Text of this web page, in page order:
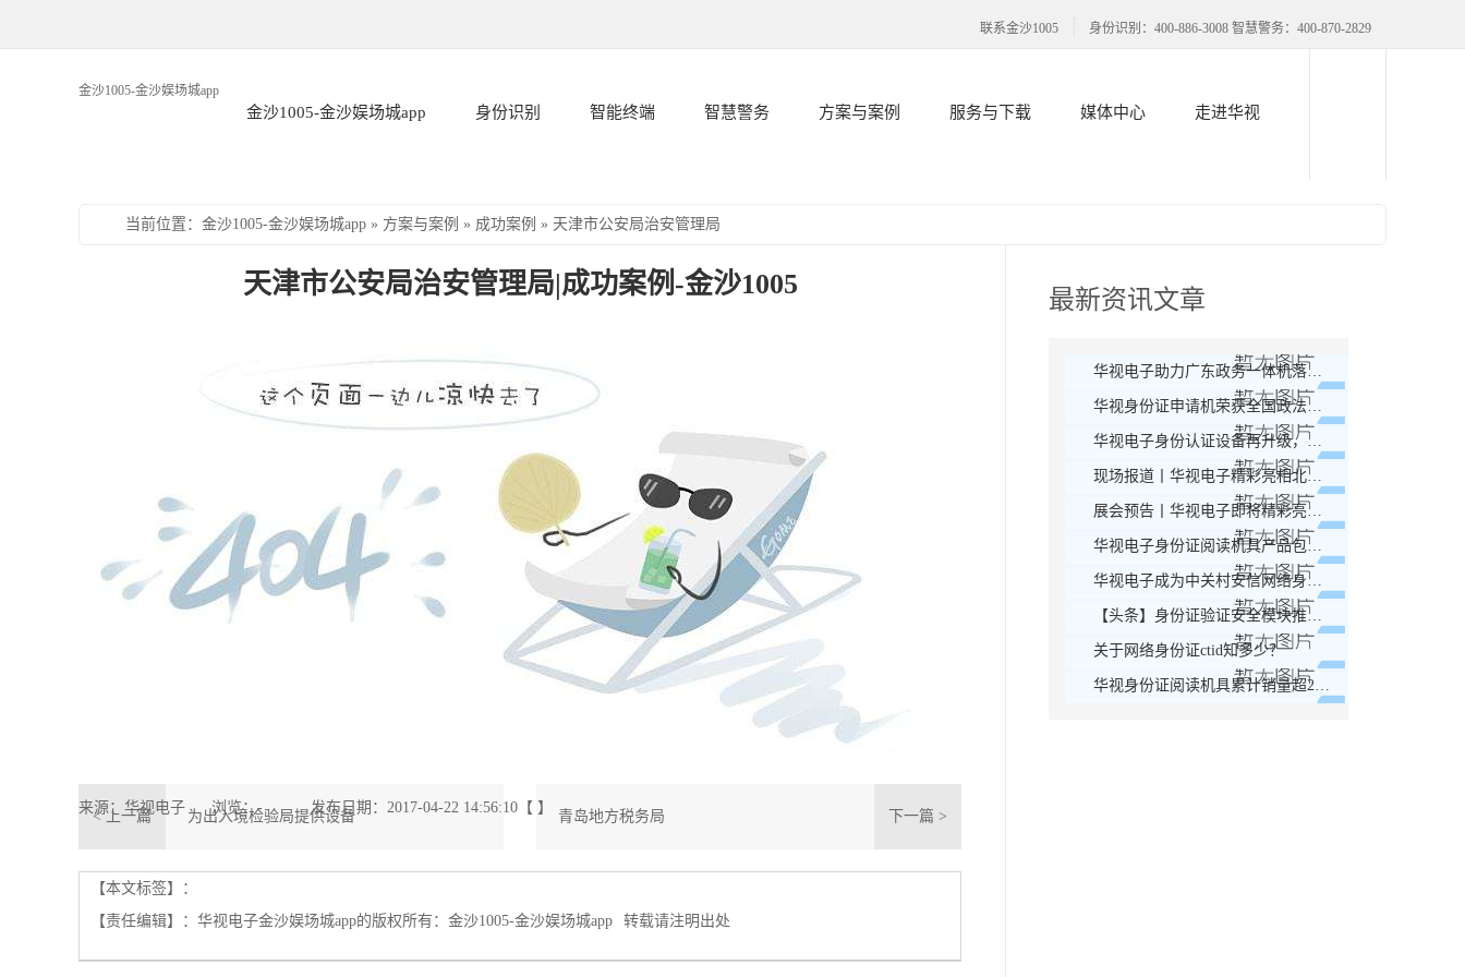
联系金沙1005 身份识别：400-886-3008 智慧警务：400-870-2829
金沙1005-金沙娱场城app
金沙1005-金沙娱场城app 身份识别 智能终端 智慧警务 方案与案例 服务与下载 媒体中心 走进华视
当前位置 ： 金沙1005-金沙娱场城app » 方案与案例 » 成功案例 » 天津市公安局治安管理局
天津市公安局治安管理局|成功案例-金沙1005
来源：华视电子 浏览：- 发布日期：2017-04-22 14:56:10【 】
< 上一篇 为出入境检验局提供设备 下一篇 >
青岛地方税务局
【本文标签】：
【责任编辑】： 华视电子金沙娱场城app的版权所有： 金沙1005-金沙娱场城app 转载请注明出处
最新资讯文章
华视电子助力广东政务一体机落地应用
华视身份证申请机荣获全国政法智能化-智慧警务创新产品奖
华视电子身份认证设备再升级，人脸核验为主流
现场报道丨华视电子精彩亮相北京警装展
展会预告丨华视电子即将精彩亮相2019年北京警装展
华视电子身份证阅读机具产品包装更换通知！
华视电子成为中关村安信网络身份认证产业联盟会员单位
【头条】身份证验证安全模块推广应用座谈会顺利召开！
关于网络身份证ctid知多少？
华视身份证阅读机具累计销量超200万套，稳居榜首！